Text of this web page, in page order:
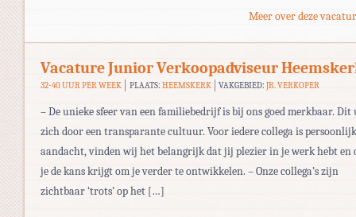
Meer over deze
Vacature Junior Verkoopadviseur
32-40 UUR PER WEEK PLAATS: HEEMSKERK VAKGEBIED:JR. VERKOPER
– De unieke sfeer van een familiebedrijf is bij ons goed merkbaar. Dit
zich door een transparante cultuur. Voor iedere collega is
aandacht, vinden wij het belangrijk dat jij plezier in je werk hebt en
je de kans krijgt om je verder te ontwikkelen. – Onze collega’s zijn
zichtbaar ‘trots’ op het […]